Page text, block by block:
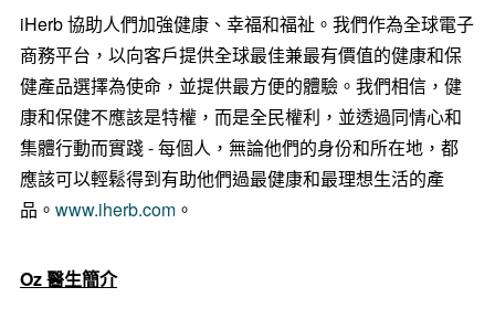
iHerb 協助人們加強健康、幸福和福祉。我們作為全球電子
商務平台，以向客戶提供全球最佳兼最有價值的健康和保
健產品選擇為使命，並提供最方便的體驗。我們相信，健
康和保健不應該是特權，而是全民權利，並透過同情心和
集體行動而實踐 - 每個人，無論他們的身份和所在地，都
應該可以輕鬆得到有助他們過最健康和最理想生活的產
品。 www.iherb.com。
Oz醫生簡介